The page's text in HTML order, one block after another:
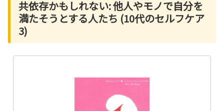
共依存かもしれない: 他人やモノで自分を
満たそうとする人たち (10代のセルフケア
3)